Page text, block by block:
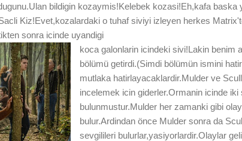
bildigin kozaymis!Kelebek kozasi!Eh,kafa baska
Kiz!Evet,kozalardaki o tuhaf siviyi izleyen herkes
sonra icinde uyandigi
koca galonlarin icindeki sivi!Lakin benim
bölümü getirdi.(Simdi bölümün ismini
mutlaka hatirlayacaklardir.Mulder ve
incelemek icin giderler.Ormanin icinde iki
bulunmustur.Mulder her zamanki gibi
bulur.Ardindan önce Mulder sonra da
sevgilileri bulurlar,yasiyorlardir.Olaylar